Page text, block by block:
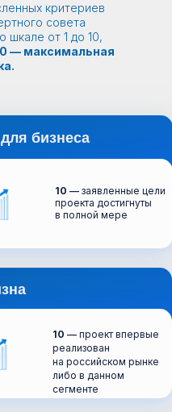
критериев
совета
шкале от 1 до 10,
— максимальная
10 ― проект впервые
реализован
на российском рынке
либо в данном
сегменте
10 ― заявленные цели
проекта достигнуты
в полной мере
бизнеса